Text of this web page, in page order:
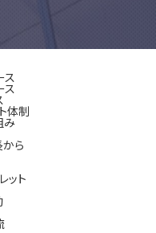
ス
ス
体制
み
ら
ット